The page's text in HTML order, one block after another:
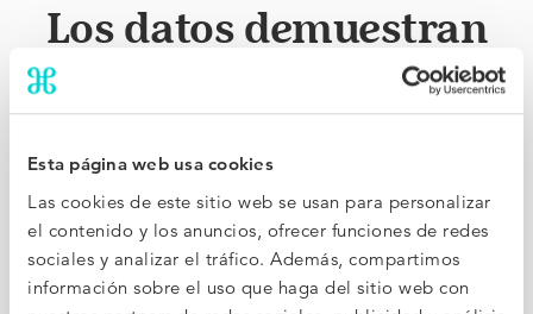
Esta página web usa cookies
Las cookies de este sitio web se usan para personalizar
el contenido y los anuncios, ofrecer funciones de redes
sociales y analizar el tráfico. Además, compartimos
información sobre el uso que haga del sitio web con
Los datos demuestran
un impacto inmediato
panel de control cómo aumentan tus conversiones y
reservas desde el primer día.